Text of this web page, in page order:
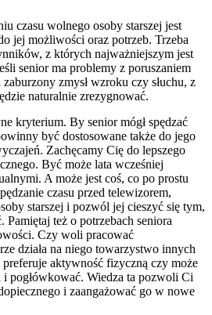
czasu wolnego osoby starszej jest
jej możliwości oraz potrzeb. Trzeba
z których najważniejszym jest
senior ma problemy z poruszaniem
zmysł wzroku czy słuchu, z
naturalnie zrezygnować.
kryterium. By senior mógł spędzać
być dostosowane także do jego
Zachęcamy Cię do lepszego
Być może lata wcześniej
A może jest coś, co po prostu
czasu przed telewizorem,
starszej i pozwól jej cieszyć się tym,
też o potrzebach seniora
Czy woli pracować
działa na niego towarzystwo innych
aktywność fizyczną czy może
pogłówkować. Wiedza ta pozwoli Ci
i zaangażować go w nowe